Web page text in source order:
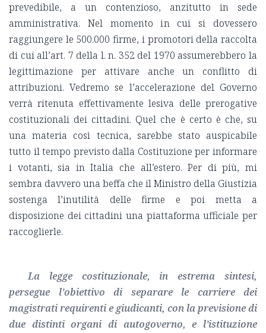
prevedibile, a un contenzioso, anzitutto in sede
amministrativa. Nel momento in cui si dovessero
raggiungere le 500.000 firme, i promotori della raccolta
di cui all’art. 7 della l. n. 352 del 1970 assumerebbero la
legittimazione per attivare anche un conflitto di
attribuzioni. Vedremo se l’accelerazione del Governo
verrà ritenuta effettivamente lesiva delle prerogative
costituzionali dei cittadini. Quel che è certo è che, su
una materia così tecnica, sarebbe stato auspicabile
tutto il tempo previsto dalla Costituzione per informare
i votanti, sia in Italia che all’estero. Per di più, mi
sembra davvero una beffa che il Ministro della Giustizia
sostenga l’inutilità delle firme e poi metta a
disposizione dei cittadini una piattaforma ufficiale per
raccoglierle.
La legge costituzionale, in estrema sintesi,
persegue l’obiettivo di separare le carriere dei
magistrati requirenti e giudicanti, con la previsione di
due distinti organi di autogoverno, e l’istituzione